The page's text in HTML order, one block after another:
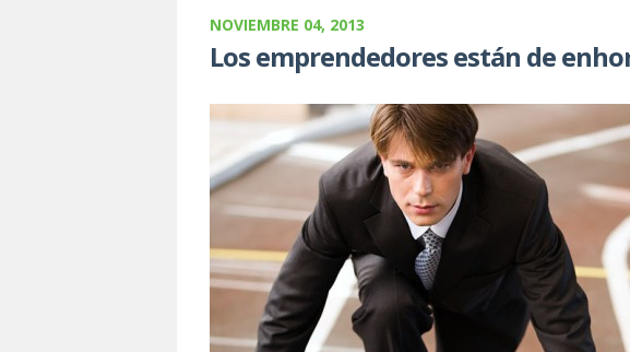
NOVIEMBRE 04, 2013
Los emprendedores están de